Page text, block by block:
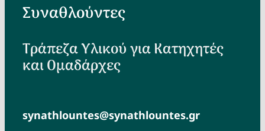
Συναθλούντες
Τράπεζα Υλικού για Κατηχητές
και Ομαδάρχες
synathlountes@synathlountes.gr